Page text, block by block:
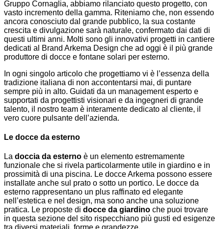
Gruppo Cornaglia, abbiamo rilanciato questo progetto, con
vasto incremento della gamma. Riteniamo che, non essendo
ancora conosciuto dal grande pubblico, la sua costante
crescita e divulgazione sarà naturale, confermato dai dati di
questi ultimi anni. Molti sono gli innovativi progetti in cantiere
dedicati al Brand Arkema Design che ad oggi è il più grande
produttore di docce e fontane solari per esterno.
In ogni singolo articolo che progettiamo vi è l’essenza della
tradizione italiana di non accontentarsi mai, di puntare
sempre più in alto. Guidati da un management esperto e
supportati da progettisti visionari e da ingegneri di grande
talento, il nostro team è interamente dedicato al cliente, il
vero cuore pulsante dell’azienda.
Le docce da esterno
La doccia da esterno è un elemento estremamente
funzionale che si rivela particolarmente utile in giardino e in
prossimità di una piscina. Le docce Arkema possono essere
installate anche sul prato o sotto un portico. Le docce da
esterno rappresentano un plus raffinato ed elegante
nell’estetica e nel design, ma sono anche una soluzione
pratica. Le proposte di docce da giardino che puoi trovare
in questa sezione del sito rispecchiano più gusti ed esigenze